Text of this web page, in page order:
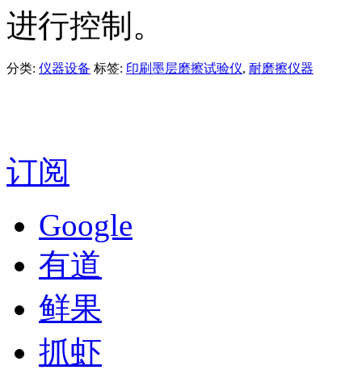
进行控制。
分类: 仪器设备 标签: 印刷墨层磨擦试验仪, 耐磨擦仪器
订阅
Google
有道
鲜果
抓虾